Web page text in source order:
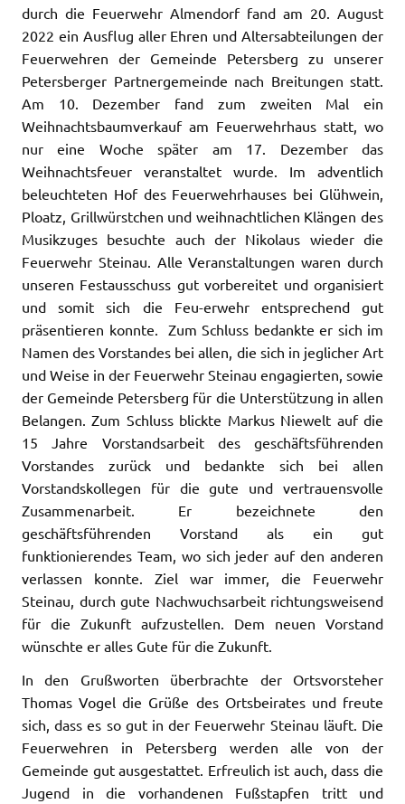
durch die Feuerwehr Almendorf fand am 20. August
2022 ein Ausflug aller Ehren und Altersabteilungen der
Feuerwehren der Gemeinde Petersberg zu unserer
Petersberger Partnergemeinde nach Breitungen statt.
Am 10. Dezember fand zum zweiten Mal ein
Weihnachtsbaumverkauf am Feuerwehrhaus statt, wo
nur eine Woche später am 17. Dezember das
Weihnachtsfeuer veranstaltet wurde. Im adventlich
beleuchteten Hof des Feuerwehrhauses bei Glühwein,
Ploatz, Grillwürstchen und weihnachtlichen Klängen des
Musikzuges besuchte auch der Nikolaus wieder die
Feuerwehr Steinau. Alle Veranstaltungen waren durch
unseren Festausschuss gut vorbereitet und organisiert
und somit sich die Feu-erwehr entsprechend gut
präsentieren konnte. Zum Schluss bedankte er sich im
Namen des Vorstandes bei allen, die sich in jeglicher Art
und Weise in der Feuerwehr Steinau engagierten, sowie
der Gemeinde Petersberg für die Unterstützung in allen
Belangen. Zum Schluss blickte Markus Niewelt auf die
15 Jahre Vorstandsarbeit des geschäftsführenden
Vorstandes zurück und bedankte sich bei allen
Vorstandskollegen für die gute und vertrauensvolle
Zusammenarbeit. Er bezeichnete den
geschäftsführenden Vorstand als ein gut
funktionierendes Team, wo sich jeder auf den anderen
verlassen konnte. Ziel war immer, die Feuerwehr
Steinau, durch gute Nachwuchsarbeit richtungsweisend
für die Zukunft aufzustellen. Dem neuen Vorstand
wünschte er alles Gute für die Zukunft.
In den Grußworten überbrachte der Ortsvorsteher
Thomas Vogel die Grüße des Ortsbeirates und freute
sich, dass es so gut in der Feuerwehr Steinau läuft. Die
Feuerwehren in Petersberg werden alle von der
Gemeinde gut ausgestattet. Erfreulich ist auch, dass die
Jugend in die vorhandenen Fußstapfen tritt und